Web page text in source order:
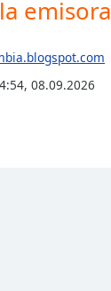
emisora
, 08.09.2026